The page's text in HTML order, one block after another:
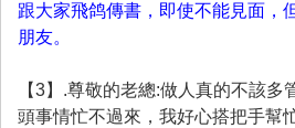
跟大家飛鸽傳書，即使不能見面，
朋友。
【3】 .尊敬的老總:做人真的不該多
頭事情忙不過來，我好心搭把手幫